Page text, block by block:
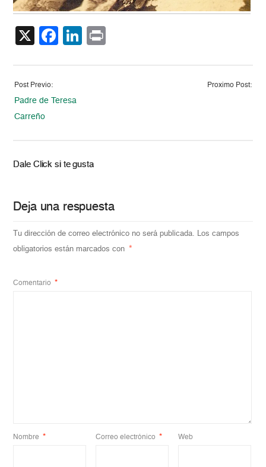
X Facebook
LinkedIn
Post Previo:
Padre de Teresa
Carreño
Proximo Post:
Dale Click si te gusta
Deja una respuesta
Tu dirección de correo electrónico no será publicada. Los campos
obligatorios están marcados con *
Comentario *
Nombre * Correo electrónico * Web